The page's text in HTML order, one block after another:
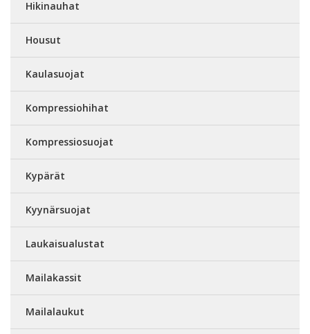
Hikinauhat
Housut
Kaulasuojat
Kompressiohihat
Kompressiosuojat
Kypärät
Kyynärsuojat
Laukaisualustat
Mailakassit
Mailalaukut